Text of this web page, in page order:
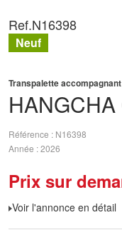
HANGCHA
Transpalette accompagnant
Référence
N16398
Année 2026
Prix sur
Voir l'annonce en détail
Ref.N16398
Neuf